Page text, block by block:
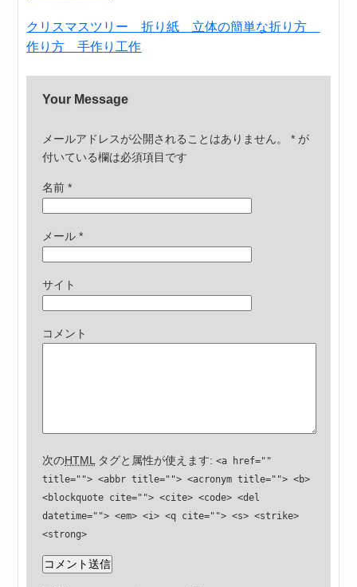
クリスマスツリー 折り紙 立体の簡単な折り方
作り方 手作り工作
Your Message
メールアドレスが公開されることはありません。 * が
付いている欄は必須項目です
名前*
メール*
サイト
コメント
次のHTMLタグと属性が使えます:<a href=""
title=""> <abbr title=""> <acronym title=""> <b>
<blockquote cite=""> <cite> <code> <del
datetime=""> <em> <i> <q cite=""> <s> <strike>
<strong>